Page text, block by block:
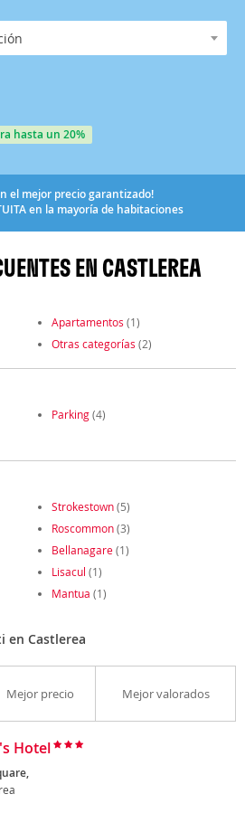
hasta un 20%
el mejor precio garantizado!
en la mayoría de habitaciones
EN CASTLEREA
Apartamentos (1)
Otras categorías (2)
Parking(4)
Strokestown(5)
Roscommon(3)
Bellanagare(1)
Lisacul (1)
Mantua (1)
en Castlerea
Mejor precio Mejor valorados
Hotel